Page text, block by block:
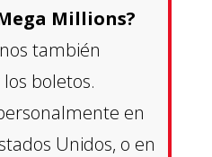
Millions?
también
boletos.
en
Unidos, o en